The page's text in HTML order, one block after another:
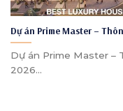
Dự án Prime Master –
Dự án Prime Master –
2026...